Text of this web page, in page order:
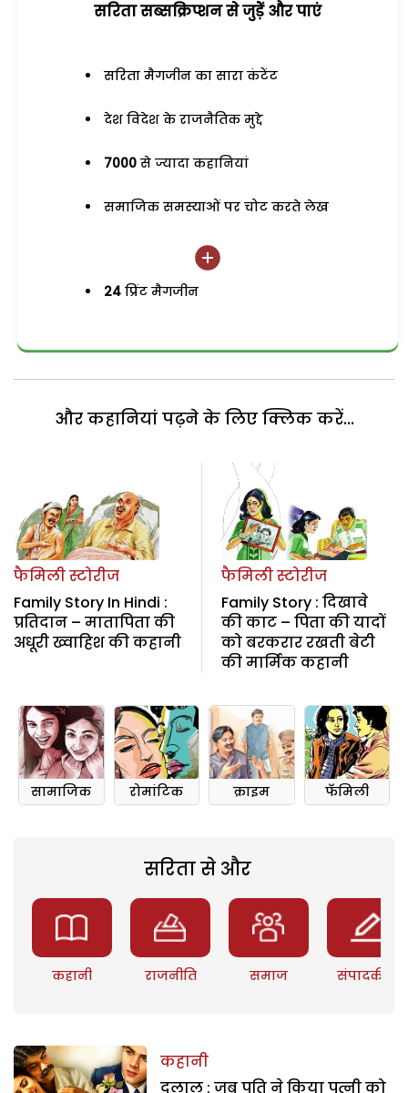
सरिता सब्सक्रिप्शन से जुड़ेें और पाएं
सरिता मैगजीन का सारा कंटेंट
देश विदेश के राजनैतिक मुद्दे
7000 से ज्यादा कहानियां
समाजिक समस्याओं पर चोट करते लेख
24 प्रिंट मैगजीन
और कहानियां पढ़ने के लिए क्लिक करें...
फैमिली स्टोरीज
Family Story In Hindi :
प्रतिदान – मातापिता की
अधूरी ख्वाहिश की कहानी
फैमिली स्टोरीज
Family Story : दिखावे
की काट – पिता की यादों
को बरकरार रखती बेटी
की मार्मिक कहानी
सामाजिक रोमांटिक क्राइम फॅमिली
सरिता से और
कहानी राजनीति समाज संपादकीय
कहानी
दलाल : जब पति ने किया पत्नी को